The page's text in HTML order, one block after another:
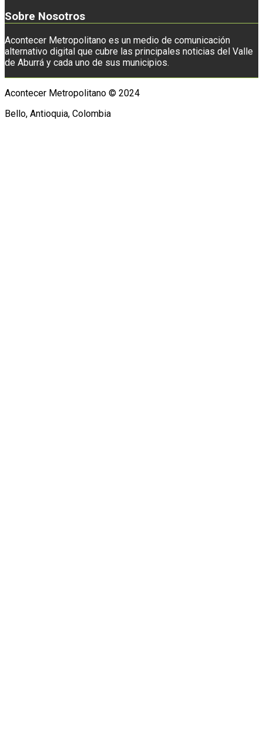
Sobre Nosotros
Acontecer Metropolitano es un medio de comunicación
alternativo digital que cubre las principales noticias del Valle
de Aburrá y cada uno de sus municipios.
Acontecer Metropolitano © 2024
Bello, Antioquia, Colombia